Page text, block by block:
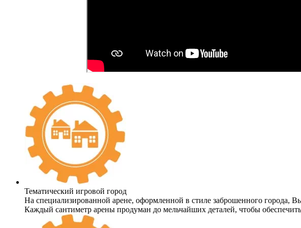
Тематический игровой город
На специализированной арене, оформленной в стиле заброшенного города,
Каждый сантиметр арены продуман до мельчайших деталей, чтобы